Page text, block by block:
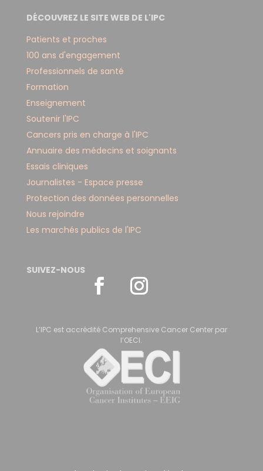
DÉCOUVREZ LE SITE WEB DE L'IPC
Patients et proches
100 ans d'engagement
Professionnels de santé
Formation
Enseignement
Soutenir l'IPC
Cancers pris en charge à l'IPC
Annuaire des médecins et soignants
Essais cliniques
Journalistes - Espace presse
Protection des données personnelles
Nous rejoindre
Les marchés publics de l'IPC
SUIVEZ-NOUS
L’IPC est accrédité Comprehensive Cancer Center par
l’OECI.